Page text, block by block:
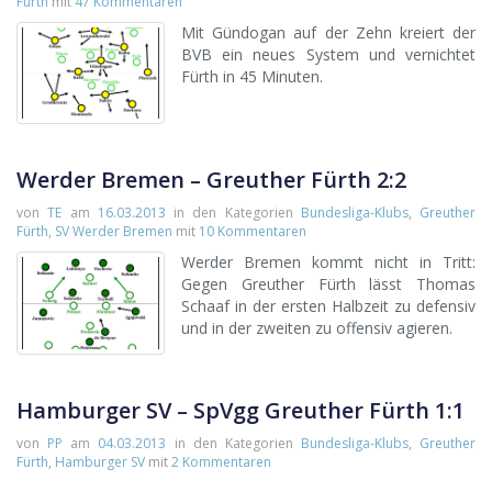
Mit Gündogan auf der Zehn kreiert der
BVB ein neues System und vernichtet
Fürth in 45 Minuten.
Werder Bremen – Greuther Fürth 2:2
vonTE am 16.03.2013 in den Kategorien Bundesliga-Klubs, Greuther
Fürth, SV Werder Bremen mit 10 Kommentaren
Werder Bremen kommt nicht in Tritt:
Gegen Greuther Fürth lässt Thomas
Schaaf in der ersten Halbzeit zu defensiv
und in der zweiten zu offensiv agieren.
Hamburger SV – SpVgg Greuther Fürth 1:1
von PP am 04.03.2013 in den Kategorien Bundesliga-Klubs, Greuther
Fürth, Hamburger SV mit2 Kommentaren